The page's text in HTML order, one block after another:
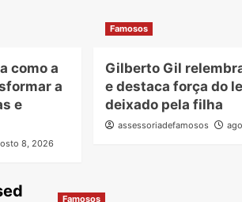
como a
a
e
8, 2026
Famosos
Gilberto Gil
e destaca força do
deixado pela filha
assessoriadefamosos
Famosos